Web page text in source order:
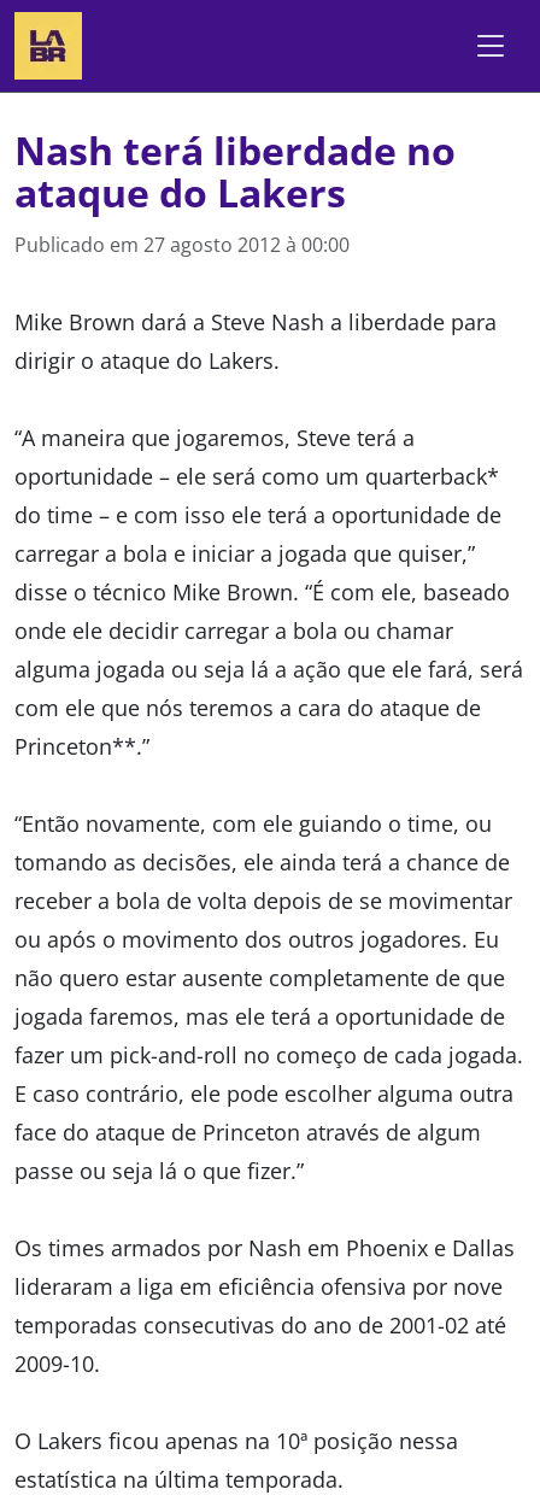
Nash terá liberdade no
ataque do Lakers
Publicado em 27 agosto 2012 à 00:00
Mike Brown dará a Steve Nash a liberdade para
dirigir o ataque do Lakers.
“A maneira que jogaremos, Steve terá a
oportunidade – ele será como um quarterback*
do time – e com isso ele terá a oportunidade de
carregar a bola e iniciar a jogada que quiser,”
disse o técnico Mike Brown. “É com ele, baseado
onde ele decidir carregar a bola ou chamar
alguma jogada ou seja lá a ação que ele fará, será
com ele que nós teremos a cara do ataque de
Princeton**.”
“Então novamente, com ele guiando o time, ou
tomando as decisões, ele ainda terá a chance de
receber a bola de volta depois de se movimentar
ou após o movimento dos outros jogadores. Eu
não quero estar ausente completamente de que
jogada faremos, mas ele terá a oportunidade de
fazer um pick-and-roll no começo de cada jogada.
E caso contrário, ele pode escolher alguma outra
face do ataque de Princeton através de algum
passe ou seja lá o que fizer.”
Os times armados por Nash em Phoenix e Dallas
lideraram a liga em eficiência ofensiva por nove
temporadas consecutivas do ano de 2001-02 até
2009-10.
O Lakers ficou apenas na 10ª posição nessa
estatística na última temporada.